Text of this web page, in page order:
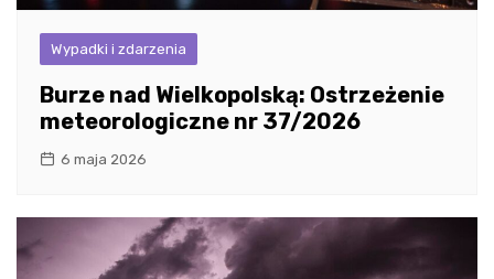
Wypadki i zdarzenia
Burze nad Wielkopolską: Ostrzeżenie
meteorologiczne nr 37/2026
6 maja 2026